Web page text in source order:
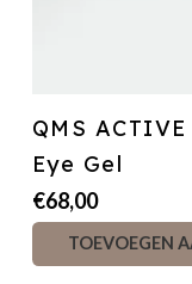
QMS
Eye Gel
€68,00
TOEVOEGEN